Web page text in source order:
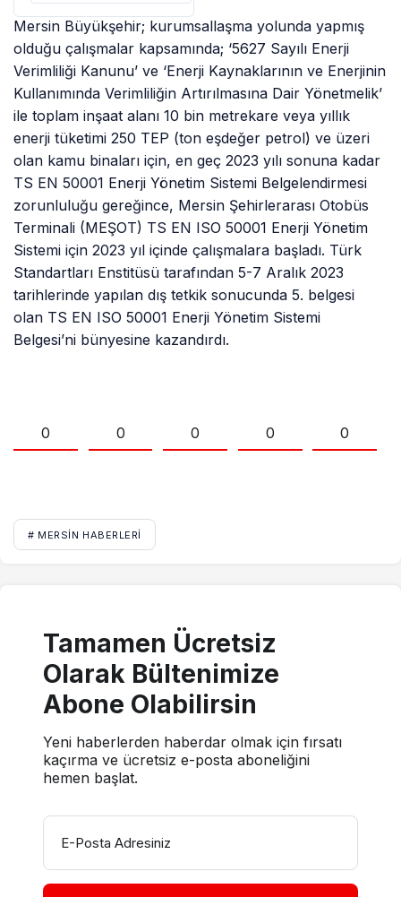
Mersin Büyükşehir; kurumsallaşma yolunda yapmış
olduğu çalışmalar kapsamında; ‘5627 Sayılı Enerji
Verimliliği Kanunu’ ve ‘Enerji Kaynaklarının ve Enerjinin
Kullanımında Verimliliğin Artırılmasına Dair Yönetmelik’
ile toplam inşaat alanı 10 bin metrekare veya yıllık
enerji tüketimi 250 TEP (ton eşdeğer petrol) ve üzeri
olan kamu binaları için, en geç 2023 yılı sonuna kadar
TS EN 50001 Enerji Yönetim Sistemi Belgelendirmesi
zorunluluğu gereğince, Mersin Şehirlerarası Otobüs
Terminali (MEŞOT) TS EN ISO 50001 Enerji Yönetim
Sistemi için 2023 yıl içinde çalışmalara başladı. Türk
Standartları Enstitüsü tarafından 5-7 Aralık 2023
tarihlerinde yapılan dış tetkik sonucunda 5. belgesi
olan TS EN ISO 50001 Enerji Yönetim Sistemi
Belgesi’ni bünyesine kazandırdı.
0 0 0 0 0
# MERSIN HABERLERI
Tamamen Ücretsiz
Olarak Bültenimize
Abone Olabilirsin
Yeni haberlerden haberdar olmak için fırsatı
kaçırma ve ücretsiz e-posta aboneliğini
hemen başlat.
E-Posta Adresiniz